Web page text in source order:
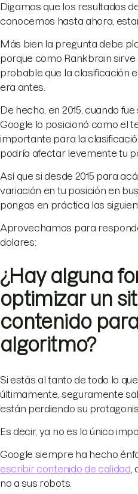
Digamos que los resultados
conocemos hasta ahora,
Más bien la pregunta debe
porque como Rankbrain
probable que la clasificación
era antes.
De hecho, en 2015, cuando
Google lo posicionó como el
importante para la
podría afectar levemente tu
Así que si desde 2015 para
variación en tu posición en
pongas en práctica las
Aprovechamos para
dolares:
¿Hay alguna
optimizar un
contenido
algoritmo?
Si estás al tanto de todo lo
últimamente, seguramente
están perdiendo su
Es decir, ya no es lo único
Google siempre ha hecho
escribir contenido de calidad
no a sus robots.